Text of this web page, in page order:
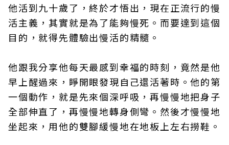
他活到九十歲了，終於才悟出，現在正流行的慢
活主義，其實就是為了能夠慢死。而要達到這個
目的，就得先體驗出慢活的精髓。
他跟我分享他每天最感到幸福的時刻，竟然是他
早上醒過來，睜開眼發現自己還活著時。他的第
一個動作，就是先來個深呼吸，再慢慢地把身子
全部伸直了，再慢慢地轉身側彎。然後才慢慢地
坐起來，用他的雙腳緩慢地在地板上左右撈鞋。